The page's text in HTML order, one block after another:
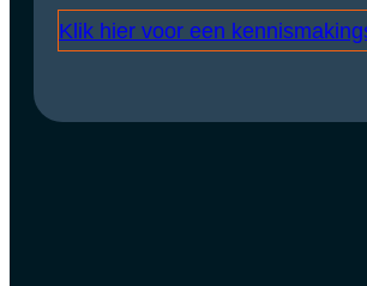
Klik hier voor een